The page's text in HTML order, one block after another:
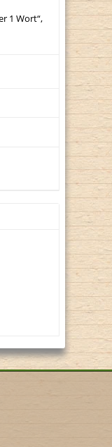
1 Wort“,